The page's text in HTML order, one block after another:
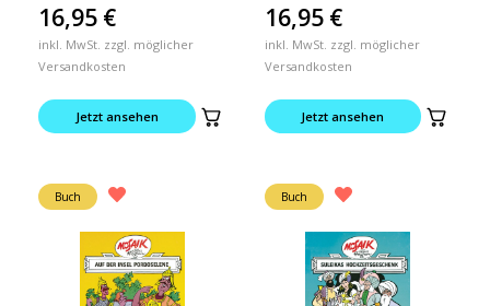
16,95 €
inkl. MwSt. zzgl. möglicher
Versandkosten
Jetzt ansehen
16,95 €
inkl. MwSt. zzgl. möglicher
Versandkosten
Jetzt ansehen
Buch Buch